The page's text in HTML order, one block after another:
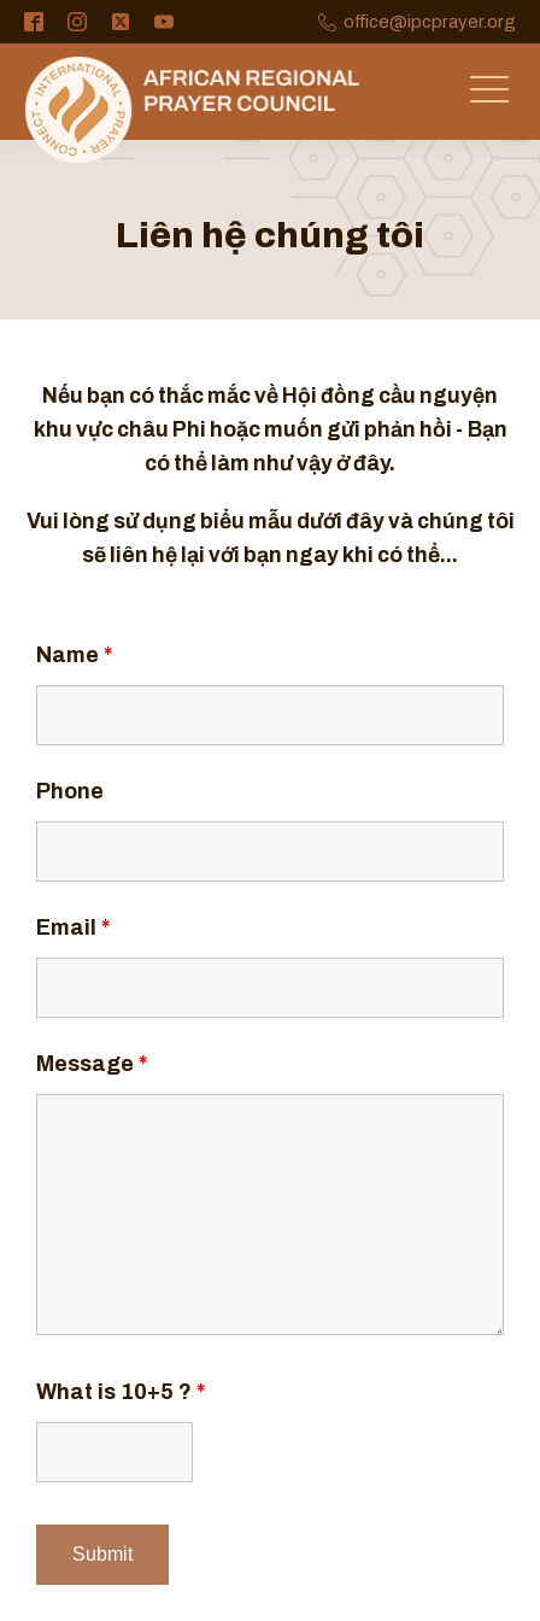
office@ipcprayer.org
Liên hệ chúng tôi
Nếu bạn có thắc mắc về Hội đồng cầu nguyện
khu vực châu Phi hoặc muốn gửi phản hồi - Bạn
có thể làm như vậy ở đây.
Vui lòng sử dụng biểu mẫu dưới đây và chúng tôi
sẽ liên hệ lại với bạn ngay khi có thể...
Name *
Phone
Email *
Message *
What is 10+5 ? *